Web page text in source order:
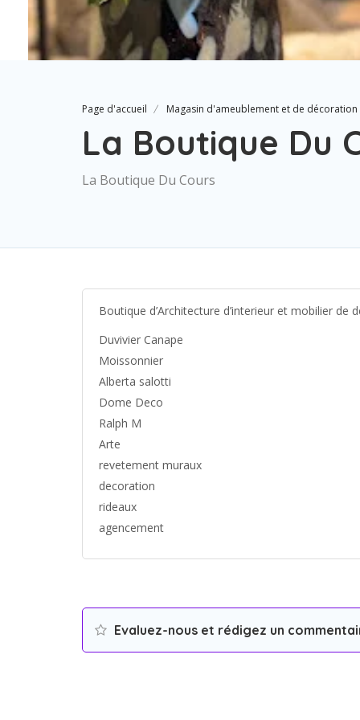
Page d'accueil Magasin d'ameublement et de décoration
La Boutique Du
La Boutique Du Cours
Boutique d’Architecture d’interieur et mobilier de
Duvivier Canape
Moissonnier
Alberta salotti
Dome Deco
Ralph M
Arte
revetement muraux
decoration
rideaux
agencement
Evaluez-nous et rédigez un